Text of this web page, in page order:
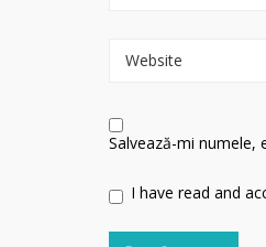
Website
Salvează-mi numele,
I have read and